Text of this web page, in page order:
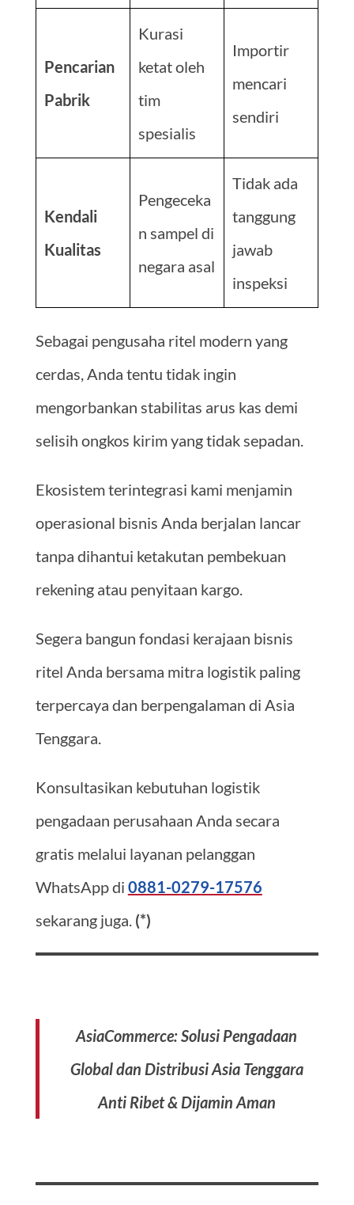
Pencarian
Pabrik
Kurasi
ketat oleh
tim
spesialis
Importir
mencari
sendiri
Kendali
Kualitas
Pengeceka
n sampel di
negara asal
Tidak ada
tanggung
jawab
inspeksi
Sebagai pengusaha ritel modern yang
cerdas, Anda tentu tidak ingin
mengorbankan stabilitas arus kas demi
selisih ongkos kirim yang tidak sepadan.
Ekosistem terintegrasi kami menjamin
operasional bisnis Anda berjalan lancar
tanpa dihantui ketakutan pembekuan
rekening atau penyitaan kargo.
Segera bangun fondasi kerajaan bisnis
ritel Anda bersama mitra logistik paling
terpercaya dan berpengalaman di Asia
Tenggara.
Konsultasikan kebutuhan logistik
pengadaan perusahaan Anda secara
gratis melalui layanan pelanggan
WhatsApp di 0881-0279-17576
sekarang juga. (*)
AsiaCommerce: Solusi Pengadaan
Global dan Distribusi Asia Tenggara
Anti Ribet & Dijamin Aman